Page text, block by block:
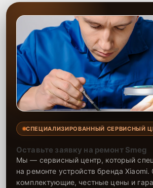
СПЕЦИАЛИЗИРОВАННЫЙ СЕРВИСНЫЙ
Оставьте заявку на ремонт Smeg
Мы — сервисный центр, который
на ремонте устройств бренда
комплектующие, честные цены и